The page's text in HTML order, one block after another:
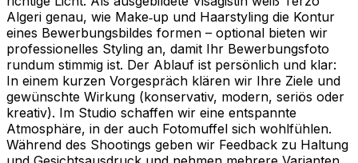
Algeri genau, wie Make‑up und Haarstyling die Kontur
eines Bewerbungsbildes formen – optional bieten wir
professionelles Styling an, damit Ihr Bewerbungsfoto
rundum stimmig ist. Der Ablauf ist persönlich und klar:
In einem kurzen Vorgespräch klären wir Ihre Ziele und
gewünschte Wirkung (konservativ, modern, seriös oder
kreativ). Im Studio schaffen wir eine entspannte
Atmosphäre, in der auch Fotomuffel sich wohlfühlen.
Während des Shootings geben wir Feedback zu Haltung